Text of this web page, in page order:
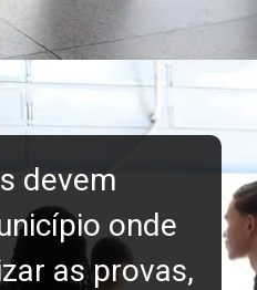
devem
onde
as provas,